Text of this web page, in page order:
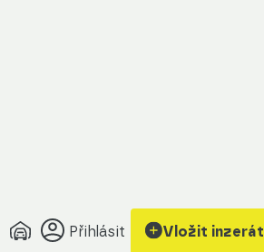
Přihlásit Vložit inzerát